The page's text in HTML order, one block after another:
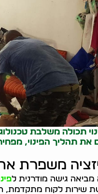
תכולה משלבת
את תהליך הפינוי,
משפרת
מביאה גישה מודרנית ל
שירות לקוח מתקדמת,